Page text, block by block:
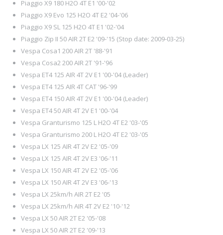
Piaggio X9 180 H2O 4T E1 '00-'02
Piaggio X9 Evo 125 H2O 4T E2 '04-'06
Piaggio X9 SL 125 H2O 4T E1 '02-'04
Piaggio Zip II 50 AIR 2T E2 '09-'15 (Stop date: 2009-03-25)
Vespa Cosa1 200 AIR 2T '88-'91
Vespa Cosa2 200 AIR 2T '91-'96
Vespa ET4 125 AIR 4T 2V E1 '00-'04 (Leader)
Vespa ET4 125 AIR 4T CAT '96-'99
Vespa ET4 150 AIR 4T 2V E1 '00-'04 (Leader)
Vespa ET4 50 AIR 4T 2V E1 '00-'04
Vespa Granturismo 125 L H2O 4T E2 '03-'05
Vespa Granturismo 200 L H2O 4T E2 '03-'05
Vespa LX 125 AIR 4T 2V E2 '05-'09
Vespa LX 125 AIR 4T 2V E3 '06-'11
Vespa LX 150 AIR 4T 2V E2 '05-'06
Vespa LX 150 AIR 4T 2V E3 '06-'13
Vespa LX 25km/h AIR 2T E2 '05
Vespa LX 25km/h AIR 4T 2V E2 '10-'12
Vespa LX 50 AIR 2T E2 '05-'08
Vespa LX 50 AIR 2T E2 '09-'13